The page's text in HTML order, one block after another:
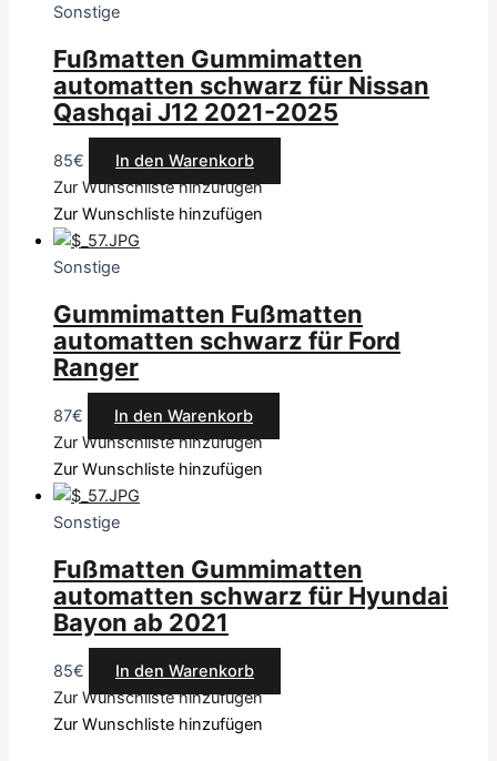
Sonstige
Fußmatten Gummimatten
automatten schwarz für Nissan
Qashqai J12 2021-2025
85€
In den Warenkorb
Zur Wunschliste hinzufügen
Zur Wunschliste hinzufügen
Sonstige
Gummimatten Fußmatten
automatten schwarz für Ford
Ranger
87€
In den Warenkorb
Zur Wunschliste hinzufügen
Zur Wunschliste hinzufügen
Sonstige
Fußmatten Gummimatten
automatten schwarz für Hyundai
Bayon ab 2021
85€
In den Warenkorb
Zur Wunschliste hinzufügen
Zur Wunschliste hinzufügen